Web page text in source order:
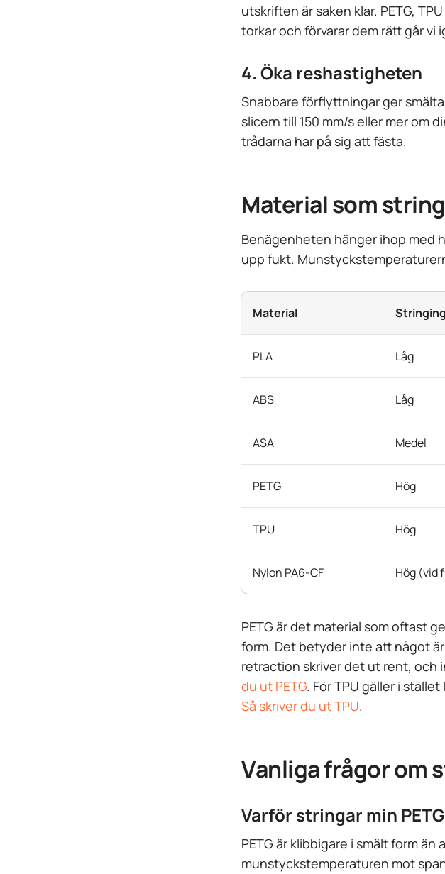
utskriften är saken klar. PETG,
torkar och förvarar dem rätt går vi
4. Öka reshastigheten
Snabbare förflyttningar ger
slicern till 150 mm/s eller mer om
trådarna har på sig att fästa.
Material som
Benägenheten hänger ihop med
upp fukt.
Material
PLA Låg
ABS Låg
ASA Medel
PETG Hög
TPU Hög
Nylon PA6-CF Hög (vid
PETG är det material som oftast
form. Det betyder inte att något
retraction skriver det ut rent, och
du ut PETG. För TPU gäller i
Så skriver du ut TPU.
Vanliga frågor om
Varför stringar min
PETG är klibbigare i smält form
munstyckstemperaturen mot